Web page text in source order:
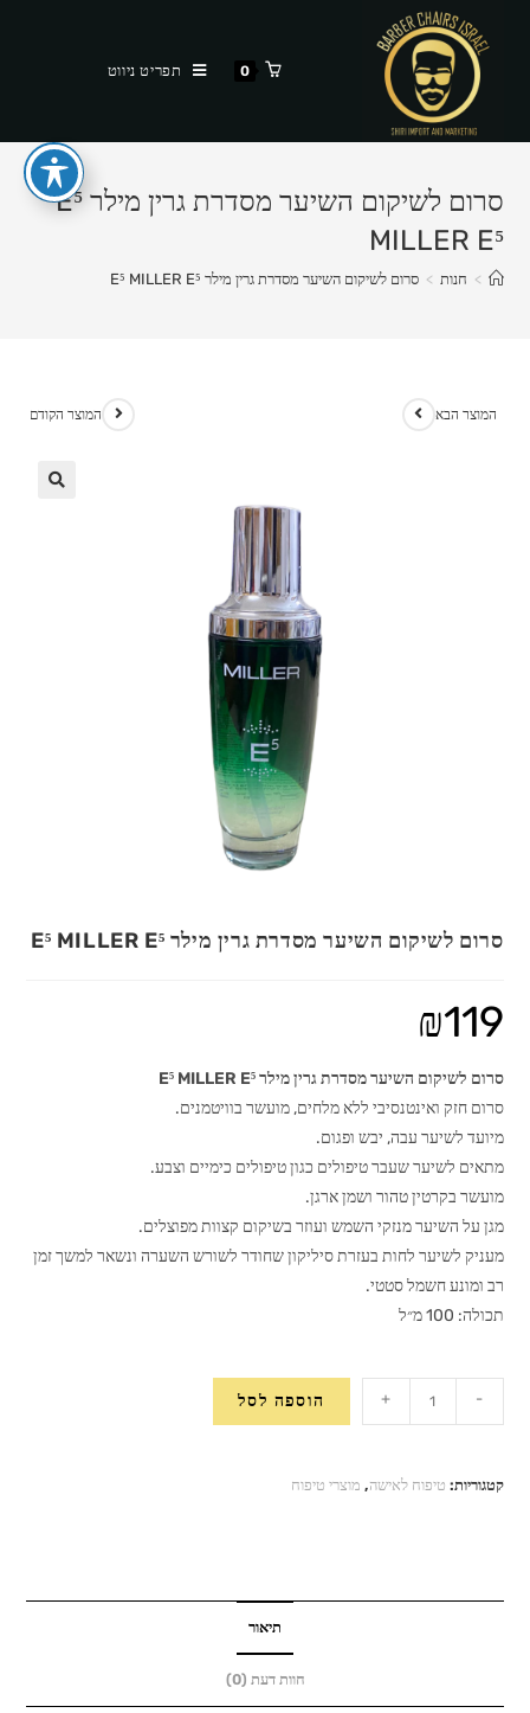
content
0 תפריט ניווט
סרום לשיקום השיער מסדרת גרין מילר E⁵
MILLER E⁵
> חנות > סרום לשיקום השיער מסדרת גרין מילר E⁵ MILLER E⁵
המוצר הקודם המוצר הבא
סרום לשיקום השיער מסדרת גרין מילר E⁵ MILLER E⁵
₪119
סרום לשיקום השיער מסדרת גרין מילר E⁵ MILLER E⁵
סרום חזק ואינטנסיבי ללא מלחים, מועשר בוויטמנים.
מיועד לשיער עבה, יבש ופגום.
מתאים לשיער שעבר טיפולים כגון טיפולים כימיים וצבע.
מועשר בקרטין טהור ושמן ארגן.
מגן על השיער מנזקי השמש ועוזר בשיקום קצוות מפוצלים.
מעניק לשיער לחות בעזרת סיליקון שחודר לשורש השערה ונשאר למשך זמן
רב ומונע חשמל סטטי.
תכולה: 100 מ״ל
של
לשיקום
מילר
-
+ הוספה לסל
קטגוריות: טיפוח לאישה, מוצרי טיפוח
תיאור
חוות דעת (0)